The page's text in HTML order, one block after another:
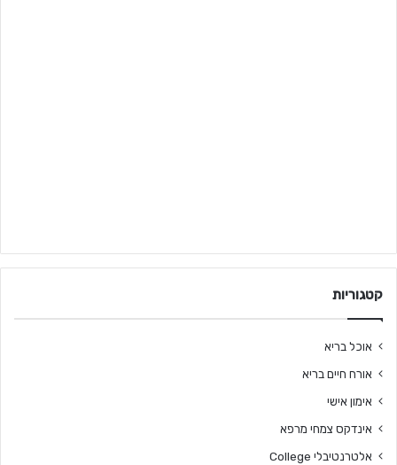
קטגוריות
אוכל בריא
אורח חיים בריא
אימון אישי
אינדקס צמחי מרפא
אלטרנטיבלי College